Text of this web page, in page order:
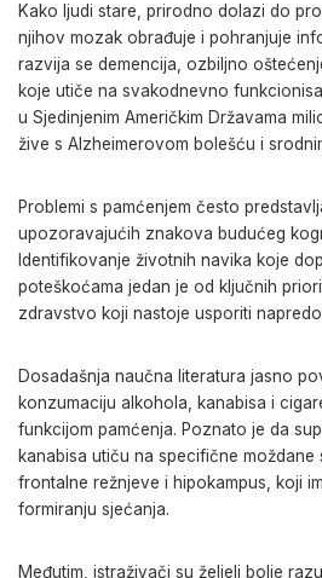
Kako ljudi stare, prirodno dolazi do
njihov mozak obrađuje i pohranjuje
razvija se demencija, ozbiljno
koje utiče na svakodnevno
u Sjedinjenim Američkim Državama
žive s Alzheimerovom bolešću i
Problemi s pamćenjem često
upozoravajućih znakova budućeg
Identifikovanje životnih navika koje
poteškoćama jedan je od ključnih
zdravstvo koji nastoje usporiti
Dosadašnja naučna literatura jasno
konzumaciju alkohola, kanabisa i
funkcijom pamćenja. Poznato je da
kanabisa utiču na specifične moždane
frontalne režnjeve i hipokampus, koji
formiranju sjećanja.
Međutim, istraživači su željeli bolje